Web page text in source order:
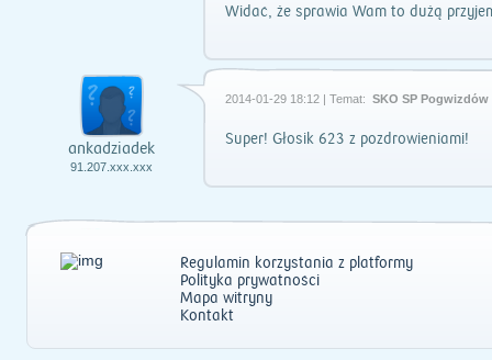
Widać, że sprawia Wam to dużą
ankadziadek
91.207.xxx.xxx
2014-01-29 18:12 | Temat: SKO SP Pogwizdów
Super! Głosik 623 z pozdrowieniami!
Regulamin korzystania z platformy
Polityka prywatności
Mapa witryny
Kontakt